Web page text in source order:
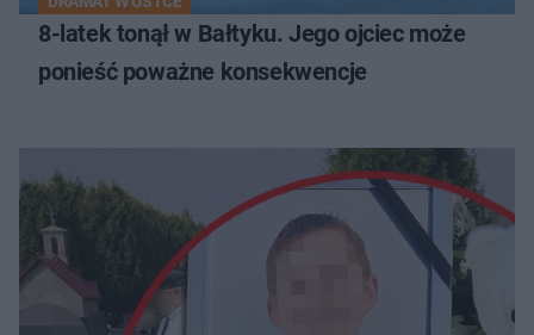
8-latek tonął w Bałtyku. Jego ojciec może
ponieść poważne konsekwencje